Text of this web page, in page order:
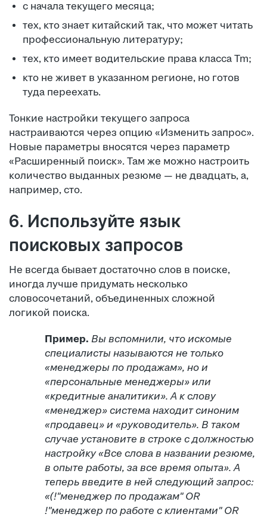
с начала текущего месяца;
тех, кто знает китайский так, что может читать
профессиональную литературу;
тех, кто имеет водительские права класса Tm;
кто не живет в указанном регионе, но готов
туда переехать.
Тонкие настройки текущего запроса
настраиваются через опцию «Изменить запрос».
Новые параметры вносятся через параметр
«Расширенный поиск». Там же можно настроить
количество выданных резюме — не двадцать, а,
например, сто.
6. Используйте язык
поисковых запросов
Не всегда бывает достаточно слов в поиске,
иногда лучше придумать несколько
словосочетаний, объединенных сложной
логикой поиска.
Пример. Вы вспомнили, что искомые
специалисты называются не только
«менеджеры по продажам», но и
«персональные менеджеры» или
«кредитные аналитики». А к слову
«менеджер» система находит синоним
«продавец» и «руководитель». В таком
случае установите в строке с должностью
настройку «Все слова в названии резюме,
в опыте работы, за все время опыта». А
теперь введите в ней следующий запрос:
«(!"менеджер по продажам" OR
!"менеджер по работе с клиентами" OR